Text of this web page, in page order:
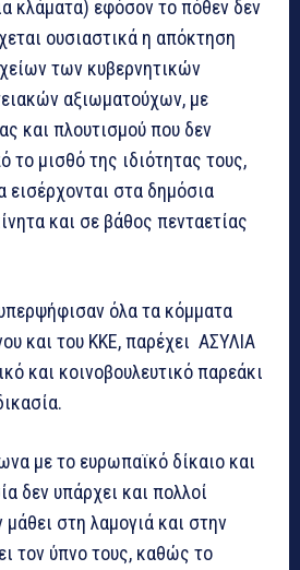
κλάματα) εφόσον το πόθεν δεν
ουσιαστικά η απόκτηση
των κυβερνητικών
αξιωματούχων, με
και πλουτισμού που δεν
το μισθό της ιδιότητας τους,
εισέρχονται στα δημόσια
και σε βάθος πενταετίας
όλα τα κόμματα
και του ΚΚΕ, παρέχει ΑΣΥΛΙΑ
και κοινοβουλευτικό παρεάκι
με το ευρωπαϊκό δίκαιο και
δεν υπάρχει και πολλοί
μάθει στη λαμογιά και στην
τον ύπνο τους, καθώς το